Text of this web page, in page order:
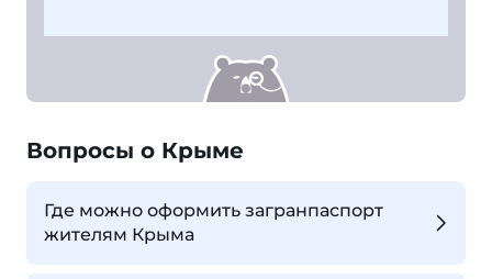
Вопросы о Крыме
Где можно оформить загранпаспорт
жителям Крыма